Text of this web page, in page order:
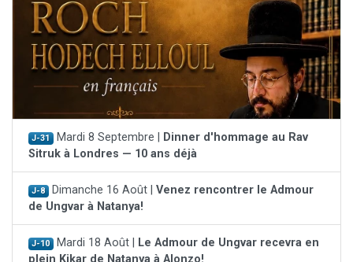
J-31 Mardi 8 Septembre |
Dinner d'hommage au Rav
Sitruk à Londres — 10 ans déjà
J-8 Dimanche 16 Août | Venez rencontrer le Admour
de Ungvar à Natanya!
J-10 Mardi 18 Août |
Le Admour de Ungvar recevra en
plein Kikar de Natanya à Alonzo!